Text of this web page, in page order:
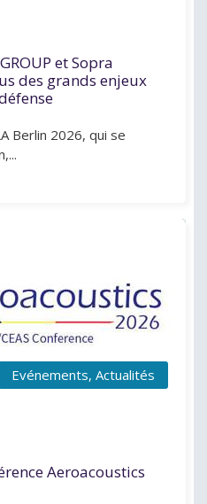
et Sopra
des grands enjeux
Berlin 2026, qui se
Evénements, Actualités
Aeroacoustics